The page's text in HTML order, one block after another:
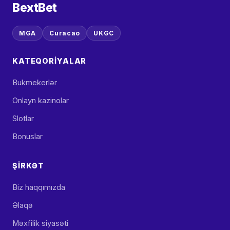
BextBet
MGA Curacao UKGC
KATEQORIYALAR
Bukmekerlər
Onlayn kazinolar
Slotlar
Bonuslar
ŞIRKƏT
Biz haqqımızda
Əlaqə
Məxfilik siyasəti